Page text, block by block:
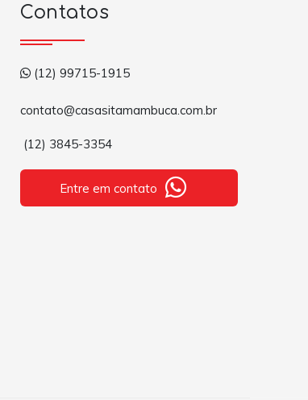
Contatos
(12) 99715-1915
contato@casasitamambuca.com.br
(12) 3845-3354
Entre em contato